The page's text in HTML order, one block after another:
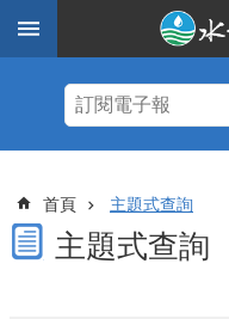
跳到主要內容區塊
題
式
查
首頁 主題式查詢
主題式查詢